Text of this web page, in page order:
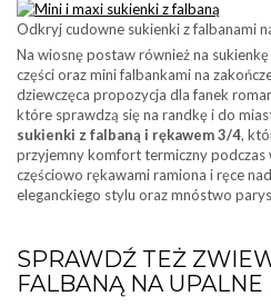
Odkryj cudowne sukienki z falbanami
Na wiosnę postaw również na
części oraz mini falbankami na
dziewczęca propozycja dla fanek
które sprawdzą się na randkę i do
sukienki z falbaną i rękawem 3/4,
przyjemny komfort termiczny podczas
częściowo rękawami ramiona i ręce
eleganckiego stylu oraz mnóstwo
SPRAWDŹ TEŻ
FALBANĄ NA